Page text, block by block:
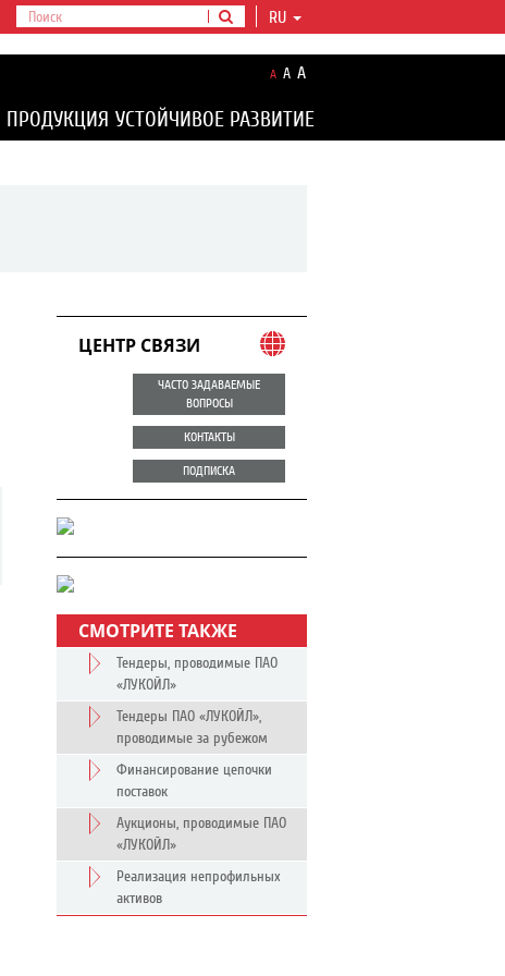
RU
A A A
ПРОДУКЦИЯ УСТОЙЧИВОЕ РАЗВИТИЕ
ЦЕНТР СВЯЗИ
ЧАСТО ЗАДАВАЕМЫЕ
ВОПРОСЫ
КОНТАКТЫ
ПОДПИСКА
СМОТРИТЕ ТАКЖЕ
Тендеры, проводимые ПАО
«ЛУКОЙЛ»
Тендеры ПАО «ЛУКОЙЛ»,
проводимые за рубежом
Финансирование цепочки
поставок
Аукционы, проводимые ПАО
«ЛУКОЙЛ»
Реализация непрофильных
активов